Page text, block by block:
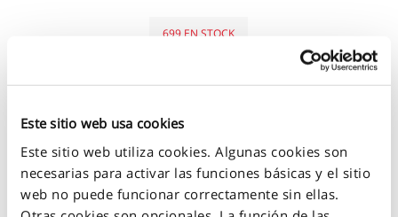
Este sitio web usa cookies
Este sitio web utiliza cookies. Algunas cookies son
necesarias para activar las funciones básicas y el sitio
web no puede funcionar correctamente sin ellas.
699 EN STOCK